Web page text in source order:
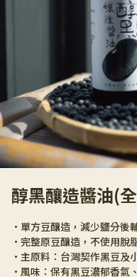
醇黑釀造醬油(
•單方豆釀造，減少鹽分後
•完整原豆釀造，不使用脫
•主原料：台灣契作黑豆及
•風味：保有黑豆濃郁香氣